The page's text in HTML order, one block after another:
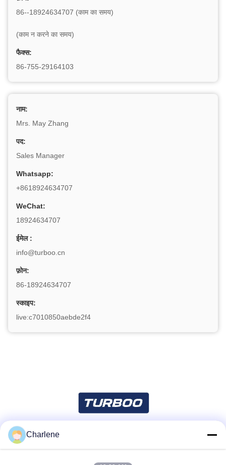
86--18924634707 (काम का समय)
(काम न करने का समय)
फैक्स:
86-755-29164103
नाम:
Mrs. May Zhang
पद:
Sales Manager
Whatsapp:
+8618924634707
WeChat:
18924634707
ईमेल :
info@turboo.cn
फ़ोन:
86-18924634707
स्काइप:
live:c7010850aebde2f4
Charlene